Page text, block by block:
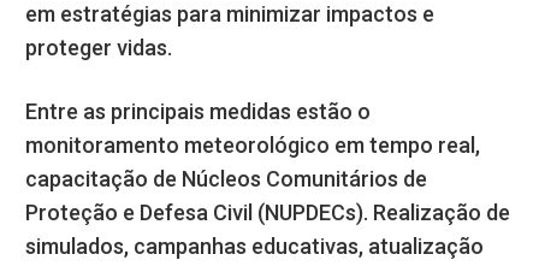
em estratégias para minimizar impactos e
proteger vidas.
Entre as principais medidas estão o
monitoramento meteorológico em tempo real,
capacitação de Núcleos Comunitários de
Proteção e Defesa Civil (NUPDECs). Realização de
simulados, campanhas educativas, atualização